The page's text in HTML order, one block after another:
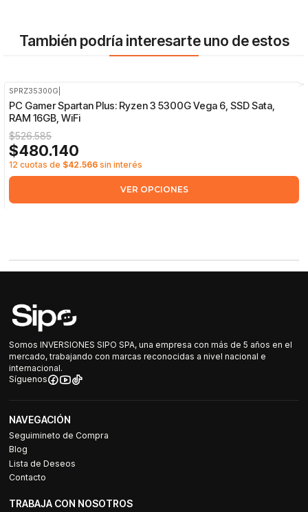
También podría interesarte uno de estos
SPRZ35300G
PC Gamer Spartan Plus: Ryzen 3 5300G Vega 6, SSD Sata,
RAM 16GB, WiFi
$526.585
$480.140
12 cuotas de $42.566 sin interés
VER OPCIONES
Somos INVERSIONES SIPO SPA, una empresa con más de 5 años en el
mercado, trabajando con marcas reconocidas a nivel nacional e
internacional.
Síguenos
NAVEGACIÓN
Seguimineto de Compra
Blog
Lista de Deseos
Contacto
TRABAJA CON NOSOTROS